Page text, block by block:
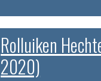
Rolluiken
2020)